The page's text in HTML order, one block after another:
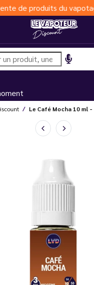
du vapotage est
Le Café Mocha 10 ml